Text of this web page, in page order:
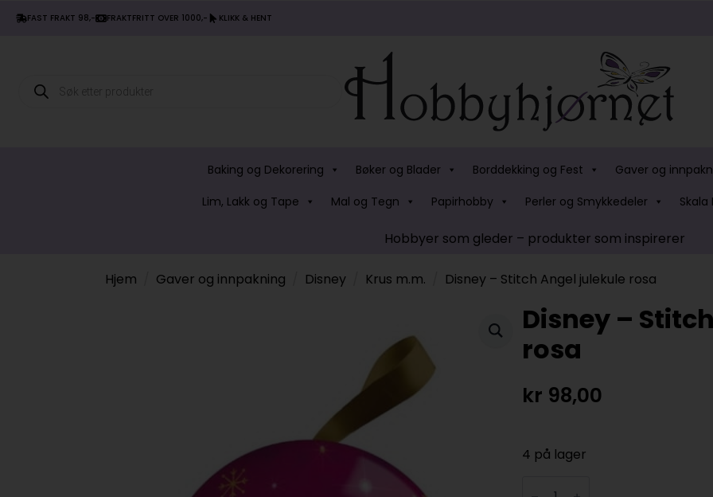
FAST FRAKT 98,- FRAKTFRITT OVER 1000,- KLIKK & HENT
Products
search
Baking og Dekorering Bøker og Blader Borddekking og Fest Gaver og
Lim, Lakk og Tape
Mal og Tegn Papirhobby Perler og Smykkedeler Skala
Hobbyer som gleder – produkter som inspirerer
Hjem Gaver og innpakning Disney Krus m.m. Disney – Stitch Angel julekule rosa
Disney –
rosa
kr 98,00
4 på lager